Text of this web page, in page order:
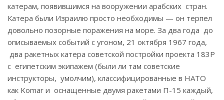
катерам, появившимся на вооружении арабских стран.
Катера были Израилю просто необходимы — он терпел
довольно позорные поражения на море. За два года до
описываемых событий с угоном, 21 октября 1967 года,
два ракетных катера советской постройки проекта 183Р
с египетским экипажем (были ли там советские
инструкторы, умолчим), классифицированные в НАТО
как Komar и оснащенные двумя ракетами П-15 каждый,